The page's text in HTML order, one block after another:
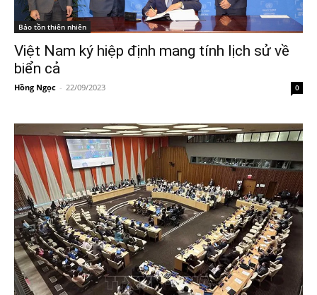
Bảo tồn thiên nhiên
Việt Nam ký hiệp định mang tính lịch sử về
biển cả
Hồng Ngọc - 22/09/2023 0